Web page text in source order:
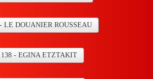
LE DOUANIER ROUSSEAU
138 - EGINA ETZTAKIT